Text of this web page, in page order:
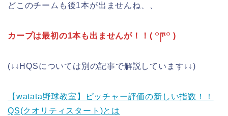
どこのチームも後1本が出ませんね、、
カープは最初の1本も出ませんが！！( ꒪ཫ꒪ )
(↓↓HQSについては別の記事で解説しています↓↓)
【watata野球教室】ピッチャー評価の新しい指数！！
QS(クオリティスタート)とは